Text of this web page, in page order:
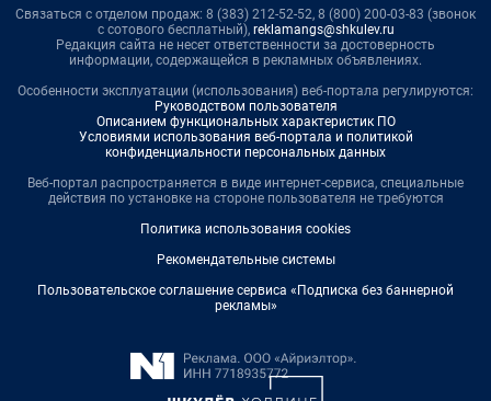
Связаться с отделом продаж: 8 (383) 212-52-52, 8 (800) 200-03-83 (звонок
с сотового бесплатный), reklamangs@shkulev.ru
Редакция сайта не несет ответственности за достоверность
информации, содержащейся в рекламных объявлениях.
Особенности эксплуатации (использования) веб-портала регулируются:
Руководством пользователя
Описанием функциональных характеристик ПО
Условиями использования веб-портала и политикой
конфиденциальности персональных данных
Веб-портал распространяется в виде интернет-сервиса, специальные
действия по установке на стороне пользователя не требуются
Политика использования cookies
Рекомендательные системы
Пользовательское соглашение сервиса «Подписка без баннерной
рекламы»